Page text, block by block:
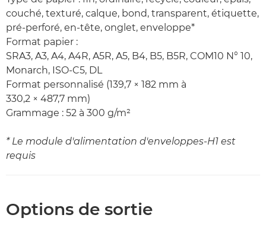
couché, texturé, calque, bond, transparent, étiquette,
pré-perforé, en-tête, onglet, enveloppe*
Format papier :
SRA3, A3, A4, A4R, A5R, A5, B4, B5, B5R, COM10 N° 10,
Monarch, ISO-C5, DL
Format personnalisé (139,7 × 182 mm à
330,2 × 487,7 mm)
Grammage : 52 à 300 g/m²
* Le module d'alimentation d'enveloppes-H1 est
requis
Options de sortie